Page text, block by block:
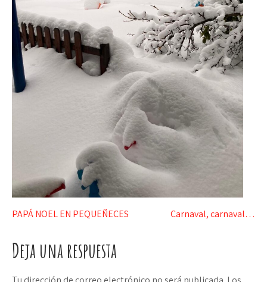
Navegación
de
entradas
PAPÁ NOEL EN PEQUEÑECES Carnaval, carnaval…
Deja una respuesta